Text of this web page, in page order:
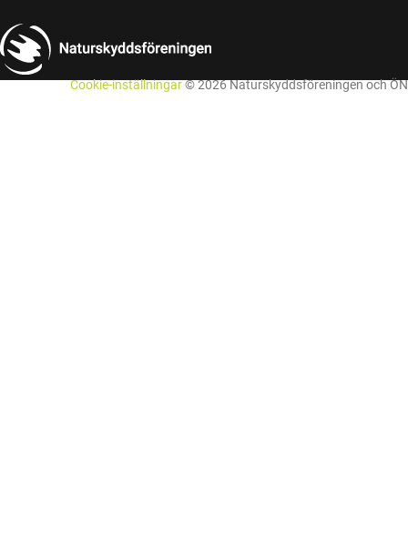
Cookie-inställningar© 2026 Naturskyddsföreningen och ÖN